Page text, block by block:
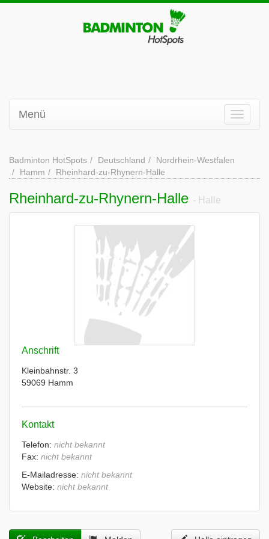
Menü
Badminton HotSpots Deutschland
Nordrhein-Westfalen
Hamm
Rheinhard-zu-Rhynern-Halle
Rheinhard-zu-Rhynern-Halle - Halle
Anschrift
Kleinbahnstr. 3
59069 Hamm
Kontakt
Telefon: nicht bekannt
Fax: nicht bekannt
E-Mailadresse: nicht bekannt
Website: nicht bekannt